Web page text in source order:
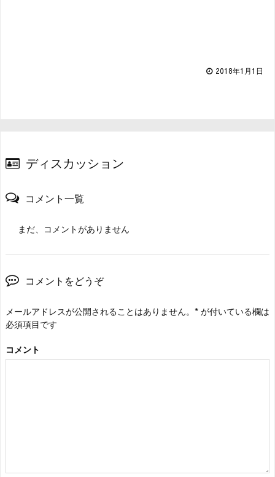
2018年1月1日
ディスカッション
コメント一覧
まだ、コメントがありません
コメントをどうぞ
メールアドレスが公開されることはありません。 * が付いている欄は
必須項目です
コメント